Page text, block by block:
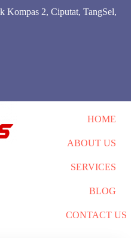
Kompas 2, Ciputat, TangSel,
HOME
ABOUT US
SERVICES
BLOG
CONTACT US